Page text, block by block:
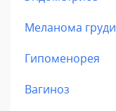
Меланома груди
Гипоменорея
Вагиноз